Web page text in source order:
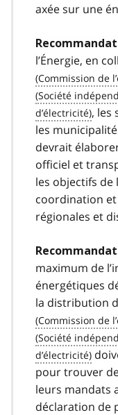
axée sur une
l’Énergie, en
, les
les
devrait
officiel et
les objectifs de
coordination
régionales et
maximum de
énergétiques
la distribution
pour trouver
leurs mandats
déclaration de